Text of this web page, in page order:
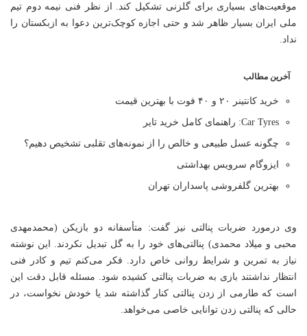
موقعیت‌های بسیاری برای گلزنی تشکیل کند. از نظر فنی نیمه دوم تیم
ملی ایران بسیار ظاهر شد و حتی اجازه کوچک‌ترین دعوا به ازبکستان را
نداد.
آخرین مطالب
خرید کانتینر ۲۰ و ۴۰ فوت با بهترین قیمت
Car Tyres: راهنمای کامل خرید تایر
چگونه عسل طبیعی و خالص را از نمونه‌های تقلبی تشخیص دهیم؟
ایزوگام سرویس بهداشتی
بهترین گلفروشی پاسداران تهران
وی درمورد ضربات پنالتی نیز گفت: متأسفانه دو بازیکن (محمدمهدی
محبی و میلاد محمدی) پنالتی‌های خود را به گل تبدیل نکردند. این نوشته
نیاز به تمرین و شرایط روانی خاص دارد. فکر می‌کنم تیم و کادر فنی
انتظار نداشتند بازی به ضربات پنالتی کشیده شود. مسئله قابل دقت این
است که طارمی از زدن پنالتی کنار گذاشته شد یا خودش نخواست، در
حالی که پنالتی زدن توانایی خاصی می‌خواهد.